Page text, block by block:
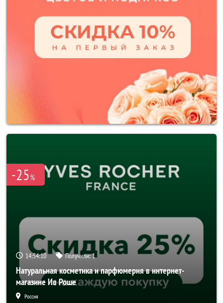
-25%
14:54:10 Получили:1
Натуральная косметика и парфюмерия в интернет-
магазине Ив Роше
Россия